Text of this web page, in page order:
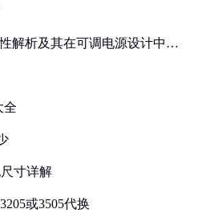
解析及其在可调电源设计中的
全
寸详解
或3505代换